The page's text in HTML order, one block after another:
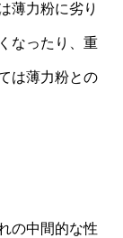
薄力粉に劣り
なったり、重
は薄力粉との
の中間的な性